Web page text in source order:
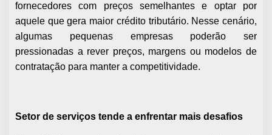
fornecedores com preços semelhantes e optar por
aquele que gera maior crédito tributário. Nesse cenário,
algumas pequenas empresas poderão ser
pressionadas a rever preços, margens ou modelos de
contratação para manter a competitividade.
Setor de serviços tende a enfrentar mais desafios